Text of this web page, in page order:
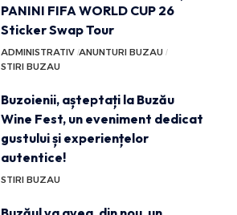
PANINI FIFA WORLD CUP 26
Sticker Swap Tour
ADMINISTRATIV ANUNTURI BUZAU
STIRI BUZAU
Buzoienii, așteptați la Buzău
Wine Fest, un eveniment dedicat
gustului și experiențelor
autentice!
STIRI BUZAU